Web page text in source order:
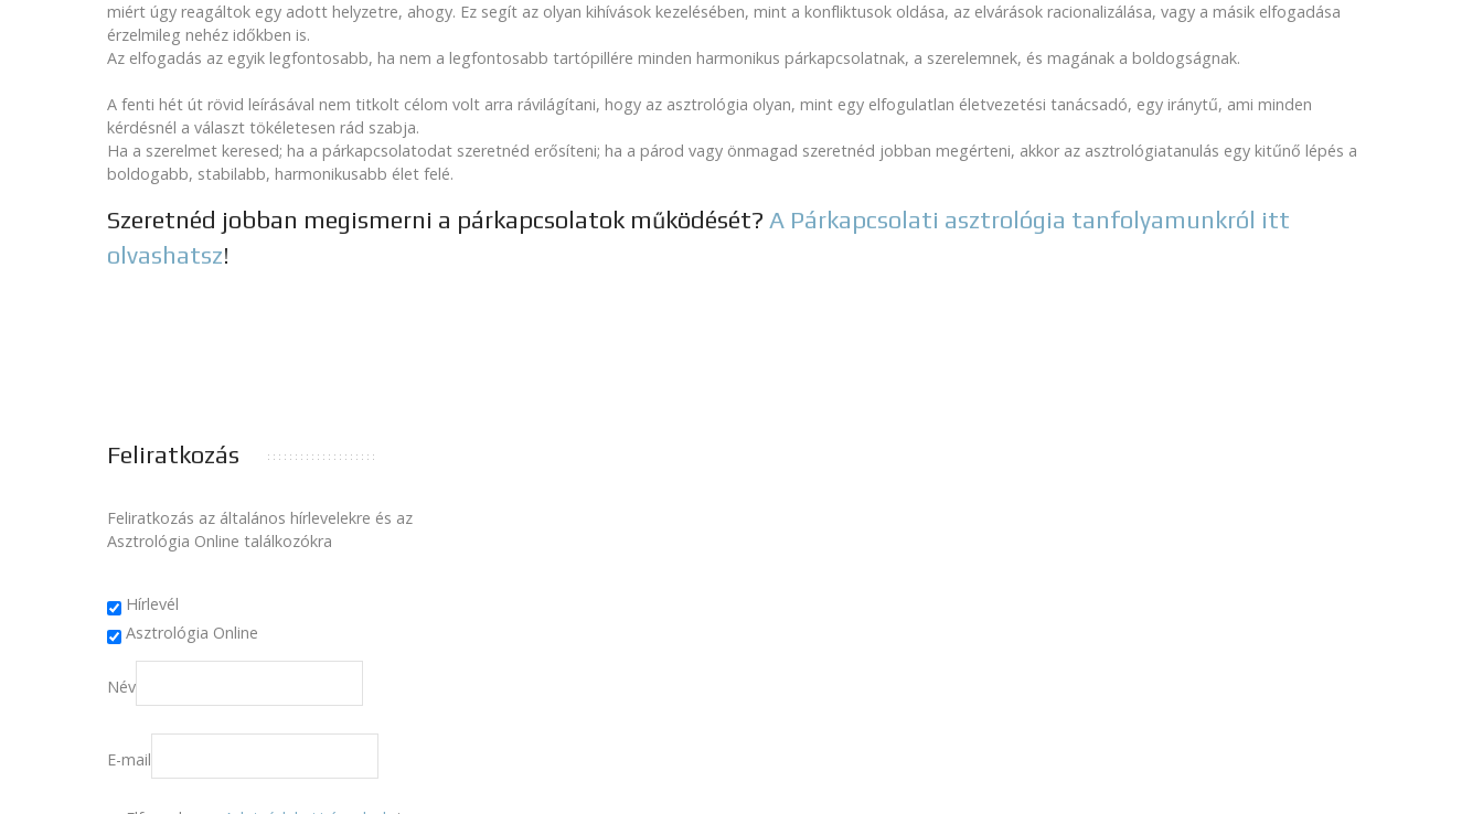
miért úgy reagáltok egy adott helyzetre, ahogy. Ez segít az olyan kihívások kezelésében, mint a konfliktusok oldása, az elvárások racionalizálása, vagy a másik elfogadása
érzelmileg nehéz időkben is.
Az elfogadás az egyik legfontosabb, ha nem a legfontosabb tartópillére minden harmonikus párkapcsolatnak, a szerelemnek, és magának a boldogságnak.
A fenti hét út rövid leírásával nem titkolt célom volt arra rávilágítani, hogy az asztrológia olyan, mint egy elfogulatlan életvezetési tanácsadó, egy iránytű, ami minden
kérdésnél a választ tökéletesen rád szabja.
Ha a szerelmet keresed; ha a párkapcsolatodat szeretnéd erősíteni; ha a párod vagy önmagad szeretnéd jobban megérteni, akkor az asztrológiatanulás egy kitűnő lépés a
boldogabb, stabilabb, harmonikusabb élet felé.
Szeretnéd jobban megismerni a párkapcsolatok működését? A Párkapcsolati asztrológia tanfolyamunkról itt
olvashatsz!
Feliratkozás
Feliratkozás az általános hírlevelekre és az
Asztrológia Online találkozókra
Hírlevél
Asztrológia Online
Név
E-mail